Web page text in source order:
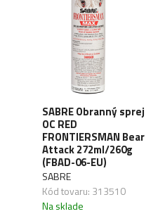
SABRE Obranný sprej
OC RED
FRONTIERSMAN Bear
Attack 272ml/260g
(FBAD-06-EU)
SABRE
Kód tovaru: 313510
Na sklade